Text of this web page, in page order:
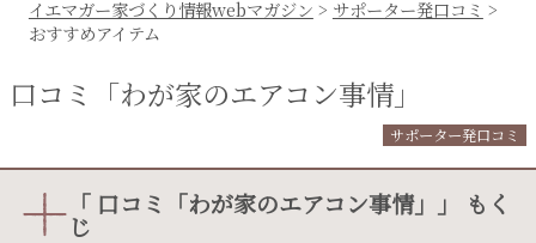
イエマガー家づくり情報webマガジン > サポーター発口コミ >
おすすめアイテム
口コミ「わが家のエアコン事情」
サポーター発口コミ
「 口コミ「わが家のエアコン事情」」 もく
じ